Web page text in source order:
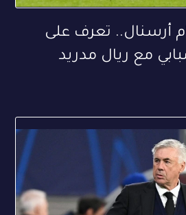
أرسنال.. تعرف على
مع ريال مدريد